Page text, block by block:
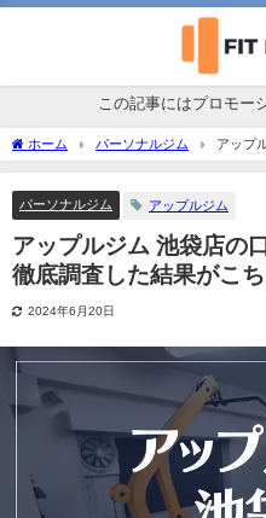
この記事にはプロモー
ホーム パーソナルジム
アップ
底調査した結果がこちら！
パーソナルジム アップルジム
アップルジム 池袋店の
徹底調査した結果がこち
2024年6月20日